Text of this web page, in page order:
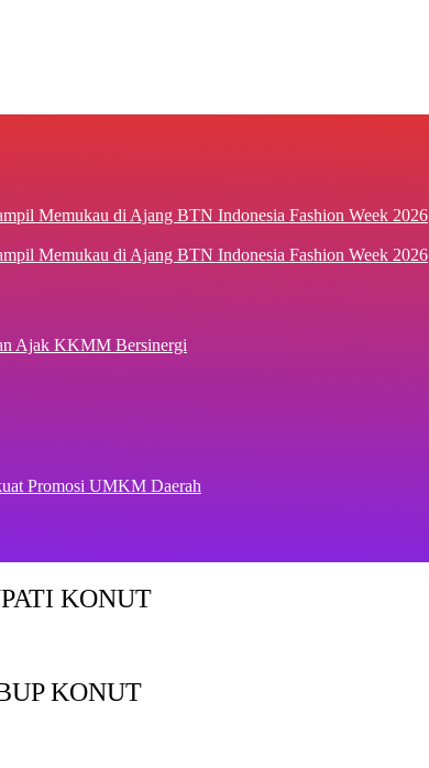
Memukau di Ajang BTN Indonesia Fashion Week 2026
Ajak KKMM Bersinergi
Promosi UMKM Daerah
KONUT
KONUT